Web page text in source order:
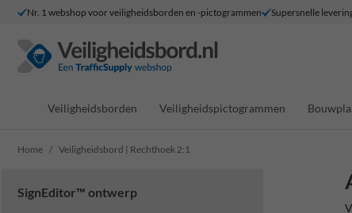
Nr. 1 webshop voor veiligheidsborden en -pictogrammen Supersnelle
Veiligheidsborden Veiligheidspictogrammen
Home Veiligheidsbord | Rechthoek 2:1
SignEditor™ ontwerp